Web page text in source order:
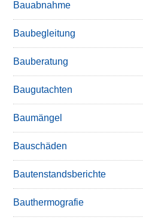
Bauabnahme
Baubegleitung
Bauberatung
Baugutachten
Baumängel
Bauschäden
Bautenstandsberichte
Bauthermografie